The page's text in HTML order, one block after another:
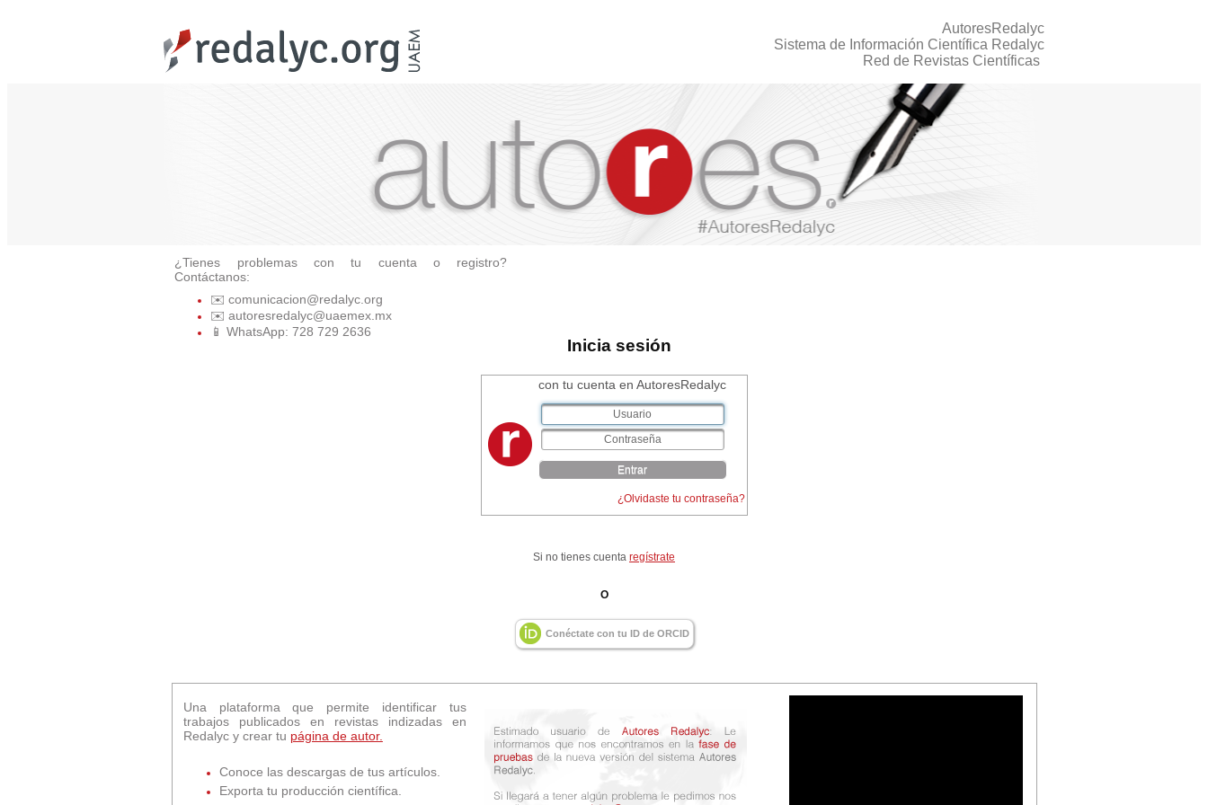
AutoresRedalyc
Sistema de Información Científica Redalyc
Red de Revistas Científicas
¿Tienes problemas con tu cuenta o registro?
Contáctanos:
✉️ comunicacion@redalyc.org
✉️ autoresredalyc@uaemex.mx
📱 WhatsApp: 728 729 2636
Inicia sesión
con tu cuenta en AutoresRedalyc
Entrar
¿Olvidaste tu contraseña?
Si no tienes cuenta regístrate
O
Conéctate con tu ID de ORCID
Una plataforma que permite identificar tus
trabajos publicados en revistas indizadas en
Redalyc y crear tu página de autor.
Conoce las descargas de tus artículos.
Exporta tu producción científica.